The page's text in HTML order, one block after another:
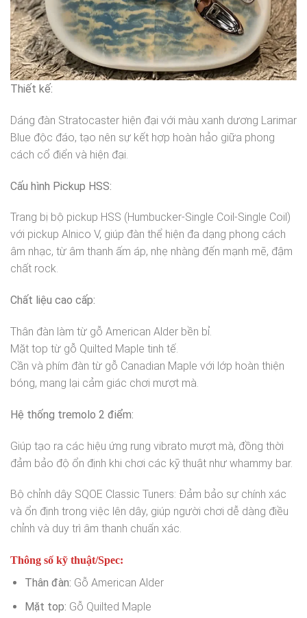
Thiết kế:
Dáng đàn Stratocaster hiện đại với màu xanh dương Larimar
Blue độc đáo, tạo nên sự kết hợp hoàn hảo giữa phong
cách cổ điển và hiện đại.
Cấu hình Pickup HSS:
Trang bị bộ pickup HSS (Humbucker-Single Coil-Single Coil)
với pickup Alnico V, giúp đàn thể hiện đa dạng phong cách
âm nhạc, từ âm thanh ấm áp, nhẹ nhàng đến mạnh mẽ, đậm
chất rock.
Chất liệu cao cấp:
Thân đàn làm từ gỗ American Alder bền bỉ.
Mặt top từ gỗ Quilted Maple tinh tế.
Cần và phím đàn từ gỗ Canadian Maple với lớp hoàn thiện
bóng, mang lại cảm giác chơi mượt mà.
Hệ thống tremolo 2 điểm:
Giúp tạo ra các hiệu ứng rung vibrato mượt mà, đồng thời
đảm bảo độ ổn định khi chơi các kỹ thuật như whammy bar.
Bộ chỉnh dây SQOE Classic Tuners: Đảm bảo sự chính xác
và ổn định trong việc lên dây, giúp người chơi dễ dàng điều
chỉnh và duy trì âm thanh chuẩn xác.
Thông số kỹ thuật/Spec:
Thân đàn: Gỗ American Alder
Mặt top: Gỗ Quilted Maple